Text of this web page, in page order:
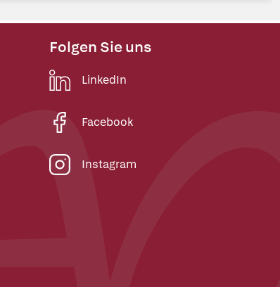
Folgen Sie uns
LinkedIn
Facebook
Instagram